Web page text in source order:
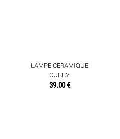
LAMPE CÉRAMIQUE
CURRY
39.00 €